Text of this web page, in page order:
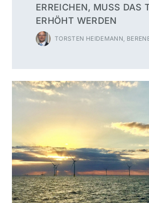
ERREICHEN, MUSS DAS
ERHÖHT WERDEN
TORSTEN HEIDEMANN,